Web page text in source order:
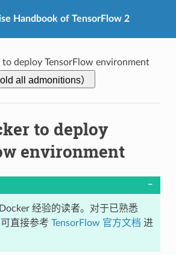
Handbook of TensorFlow 2
to deploy TensorFlow environment
all admonitions）
to deploy
environment
经验的读者。对于已熟悉
直接参考 TensorFlow 官方文档 进